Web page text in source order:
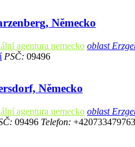
Německo
agentura nemecko oblast
PSČ: 09496
Německo
agentura nemecko oblast
09496 Telefon: +420733479763